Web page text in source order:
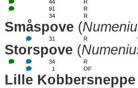
44
R
91
R
34
R
Småspove (
31 R
Storspove (
34 R
1
OF
Lille Kobbersneppe